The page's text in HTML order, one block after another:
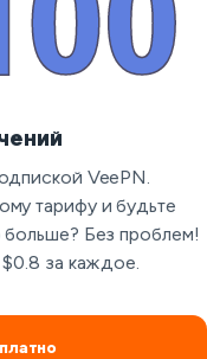
VeePN.
тарифу и будьте
Без проблем!
за каждое.